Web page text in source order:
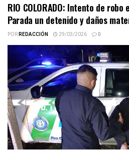
RIO COLORADO: Intento de robo
Parada un detenido y daños
PORREDACCIÓN 29/03/2026 0